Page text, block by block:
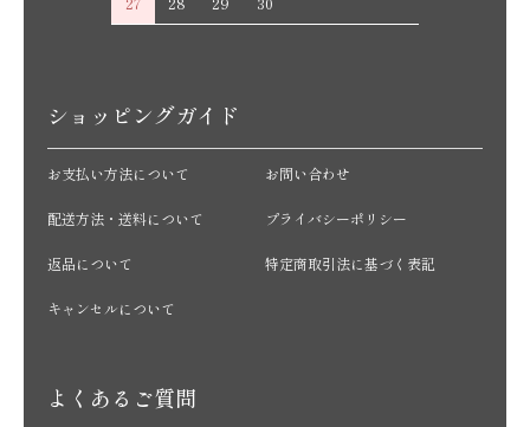
ショッピングガイド
お支払い方法について
配送方法・送料について
返品について
キャンセルについて
お問い合わせ
プライバシーポリシー
特定商取引法に基づく表記
よくあるご質問